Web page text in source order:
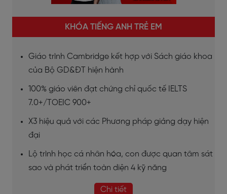
KHÓA TIẾNG ANH TRẺ EM
Giáo trình Cambridge kết hợp với Sách giáo khoa
của Bộ GD&ĐT hiện hành
100% giáo viên đạt chứng chỉ quốc tế IELTS
7.0+/TOEIC 900+
X3 hiệu quả với các Phương pháp giảng dạy hiện
đại
Lộ trình học cá nhân hóa, con được quan tâm sát
sao và phát triển toàn diện 4 kỹ năng
Chi tiết